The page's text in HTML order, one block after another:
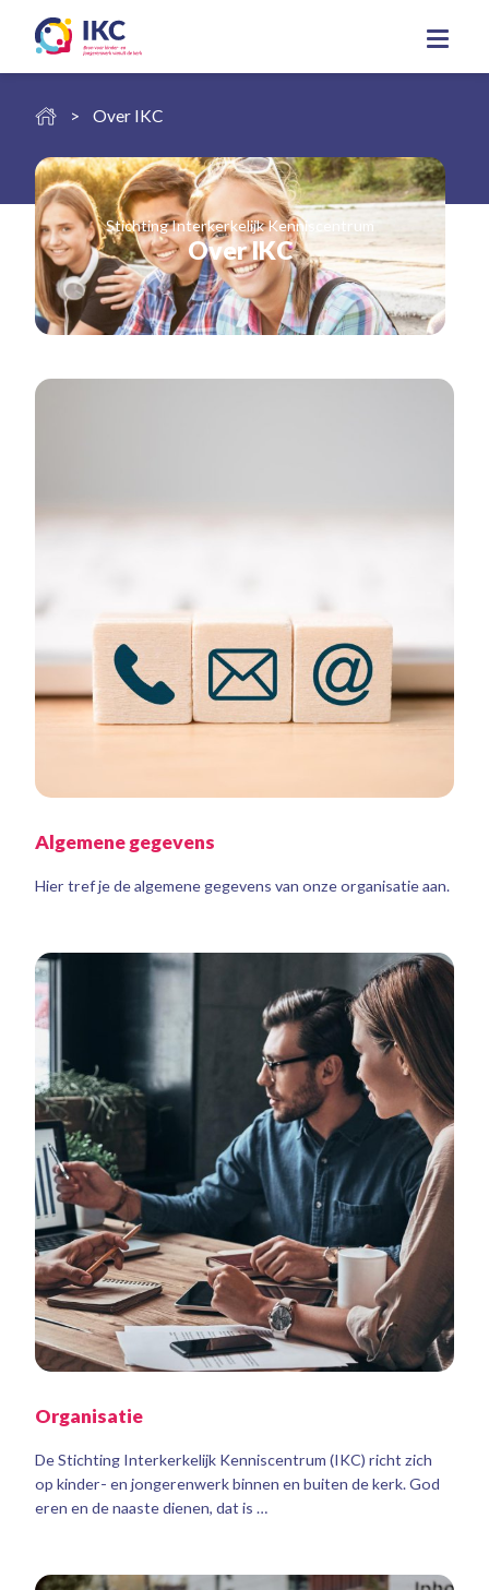
Over IKC
Stichting Interkerkelijk Kenniscentrum
Over IKC
Algemene gegevens
Hier tref je de algemene gegevens van onze organisatie aan.
Organisatie
De Stichting Interkerkelijk Kenniscentrum (IKC) richt zich
op kinder- en jongerenwerk binnen en buiten de kerk. God
eren en de naaste dienen, dat is …